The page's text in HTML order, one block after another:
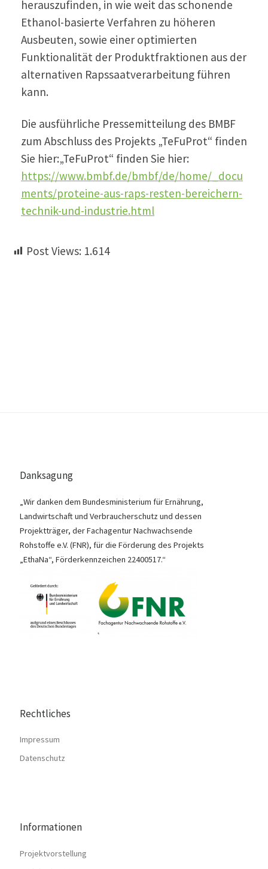
herauszufinden, in wie weit das schonende
Ethanol-basierte Verfahren zu höheren
Ausbeuten, sowie einer optimierten
Funktionalität der Produktfraktionen aus der
alternativen Rapssaatverarbeitung führen
kann.
Die ausführliche Pressemitteilung des BMBF
zum Abschluss des Projekts „TeFuProt“ finden
Sie hier:„TeFuProt“ finden Sie hier:
https://www.bmbf.de/bmbf/de/home/_docu
ments/proteine-aus-raps-resten-bereichern-
technik-und-industrie.html
Post Views: 1.614
Danksagung
„Wir danken dem Bundesministerium für Ernährung,
Landwirtschaft und Verbraucherschutz und dessen
Projektträger, der Fachagentur Nachwachsende
Rohstoffe e.V. (FNR), für die Förderung des Projekts
„EthaNa“, Förderkennzeichen 22400517.“
Rechtliches
Impressum
Datenschutz
Informationen
Projektvorstellung